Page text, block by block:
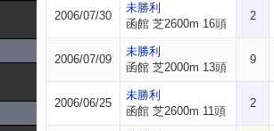
2006/07/30
未勝利
函館 芝2600m 16頭
2
2006/07/09
未勝利
函館 芝2000m 13頭
9
2006/06/25
未勝利
函館 芝2600m 11頭
2